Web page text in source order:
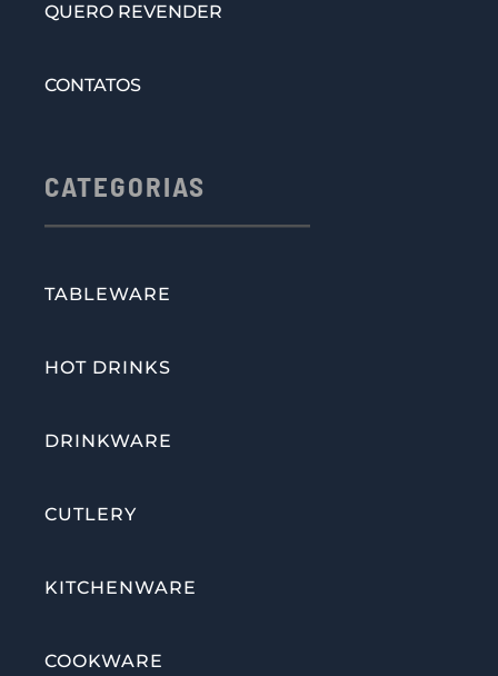
QUERO REVENDER
CONTATOS
CATEGORIAS
TABLEWARE
HOT DRINKS
DRINKWARE
CUTLERY
KITCHENWARE
COOKWARE